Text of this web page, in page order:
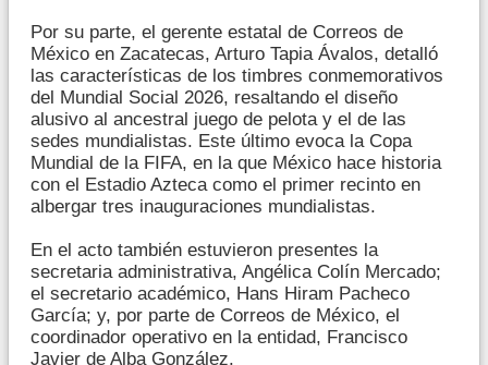
Por su parte, el gerente estatal de Correos de
México en Zacatecas, Arturo Tapia Ávalos, detalló
las características de los timbres conmemorativos
del Mundial Social 2026, resaltando el diseño
alusivo al ancestral juego de pelota y el de las
sedes mundialistas. Este último evoca la Copa
Mundial de la FIFA, en la que México hace historia
con el Estadio Azteca como el primer recinto en
albergar tres inauguraciones mundialistas.
En el acto también estuvieron presentes la
secretaria administrativa, Angélica Colín Mercado;
el secretario académico, Hans Hiram Pacheco
García; y, por parte de Correos de México, el
coordinador operativo en la entidad, Francisco
Javier de Alba González.